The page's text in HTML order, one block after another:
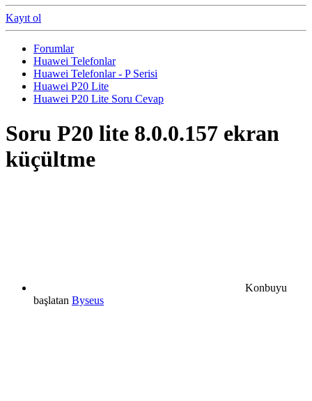
Kayıt ol
Forumlar
Huawei Telefonlar
Huawei Telefonlar - P Serisi
Huawei P20 Lite
Huawei P20 Lite Soru Cevap
Soru P20 lite 8.0.0.157 ekran
küçültme
Konbuyu
başlatan Byseus